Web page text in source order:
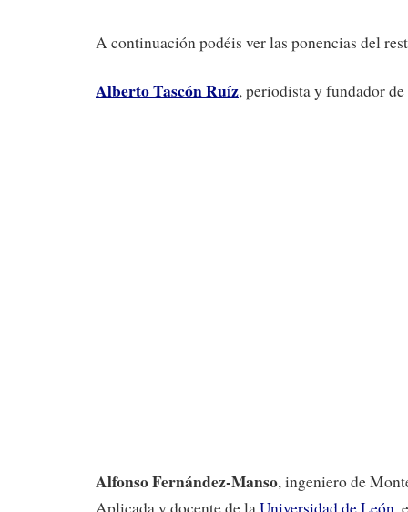
A continuación podéis ver las ponencias del
Alberto Tascón Ruíz, periodista y fundador de
Alfonso Fernández-Manso, ingeniero de
Aplicada y docente de la Universidad de León,